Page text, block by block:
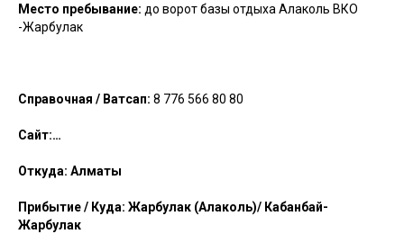
Место пребывание: до ворот базы отдыха Алаколь ВКО
-Жарбулак
Справочная / Ватсап: 8 776 566 80 80
Сайт:…
Откуда: Алматы
Прибытие / Куда: Жарбулак (Алаколь)/ Кабанбай-
Жарбулак